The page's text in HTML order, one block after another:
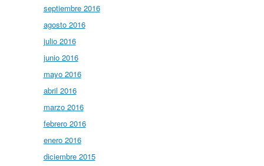
septiembre 2016
agosto 2016
julio 2016
junio 2016
mayo 2016
abril 2016
marzo 2016
febrero 2016
enero 2016
diciembre 2015